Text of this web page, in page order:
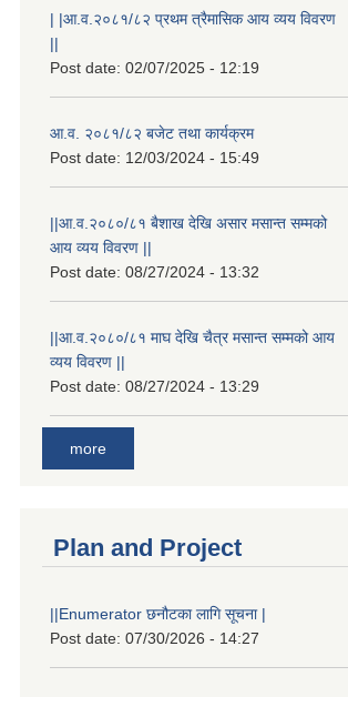
| |आ.व.२०८१/८२ प्रथम त्रैमासिक आय व्यय विवरण
||
Post date: 02/07/2025 - 12:19
आ.व. २०८१/८२ बजेट तथा कार्यक्रम
Post date: 12/03/2024 - 15:49
||आ.व.२०८०/८१ बैशाख देखि असार मसान्त सम्मको
आय व्यय विवरण ||
Post date: 08/27/2024 - 13:32
||आ.व.२०८०/८१ माघ देखि चैत्र मसान्त सम्मको आय
व्यय विवरण ||
Post date: 08/27/2024 - 13:29
more
Plan and Project
||Enumerator छनौटका लागि सूचना |
Post date: 07/30/2026 - 14:27